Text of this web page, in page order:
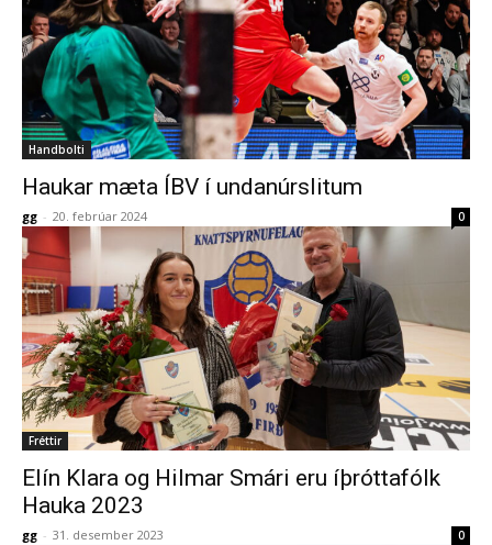
Handbolti
Haukar mæta ÍBV í undanúrslitum
gg - 20. febrúar 2024 0
Fréttir
Elín Klara og Hilmar Smári eru íþróttafólk
Hauka 2023
gg - 31. desember 2023 0